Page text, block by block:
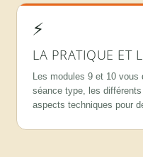
⚡
LA PRATIQUE ET
Les modules 9 et 10 vous
séance type, les
aspects techniques pour